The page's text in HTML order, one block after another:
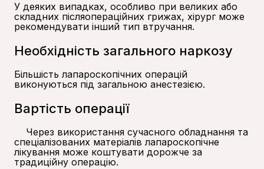
У деяких випадках, особливо при великих або
складних післяопераційних грижах, хірург може
рекомендувати інший тип втручання.
Необхідність загального наркозу
Більшість лапароскопічних операцій
виконуються під загальною анестезією.
Вартість операції
Через використання сучасного обладнання та
спеціалізованих матеріалів лапароскопічне
лікування може коштувати дорожче за
традиційну операцію.